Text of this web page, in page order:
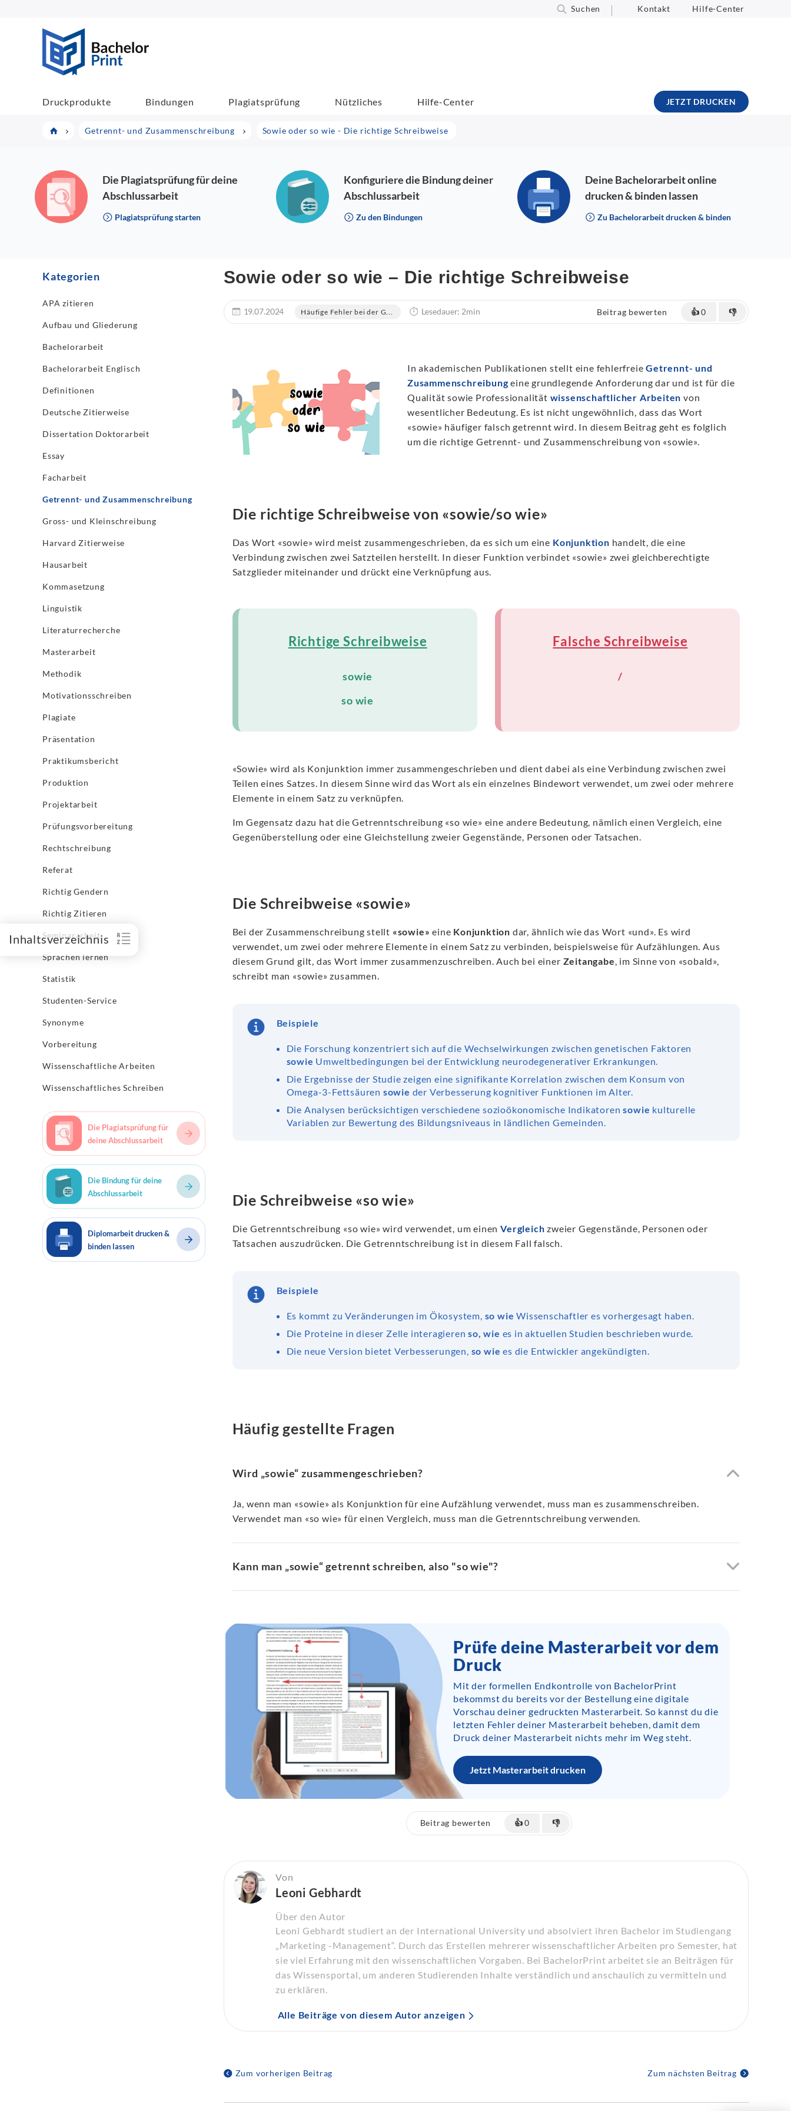
Suchen Kontakt Hilfe-Center
Druckprodukte Bindungen Plagiatsprüfung Nützliches Hilfe-Center JETZT DRUCKEN
Getrennt- und Zusammenschreibung Sowie oder so wie - Die richtige Schreibweise
Die Plagiatsprüfung für deine
Abschlussarbeit
Plagiatsprüfung starten
Konfiguriere die Bindung deiner
Abschlussarbeit
Zu den Bindungen
Deine Bachelorarbeit online
drucken & binden lassen
Zu Bachelorarbeit drucken & binden
Kategorien
APA zitieren
Aufbau und Gliederung
Bachelorarbeit
Bachelorarbeit Englisch
Definitionen
Deutsche Zitierweise
Dissertation Doktorarbeit
Essay
Facharbeit
Getrennt- und Zusammenschreibung
Gross- und Kleinschreibung
Harvard Zitierweise
Hausarbeit
Kommasetzung
Linguistik
Literaturrecherche
Masterarbeit
Methodik
Motivationsschreiben
Plagiate
Präsentation
Praktikumsbericht
Produktion
Projektarbeit
Prüfungsvorbereitung
Rechtschreibung
Referat
Richtig Gendern
Richtig Zitieren
Seminararbeit
Sprachen lernen
Statistik
Studenten-Service
Synonyme
Vorbereitung
Wissenschaftliche Arbeiten
Wissenschaftliches Schreiben
Die Plagiatsprüfung für
deine Abschlussarbeit
Die Bindung für deine
Abschlussarbeit
Diplomarbeit drucken &
binden lassen
Sowie oder so wie – Die richtige Schreibweise
19.07.2024 Häufige Fehler bei der G... Lesedauer: 2min Beitrag bewerten 👍0 👎
Inhaltsverzeichnis
In akademischen Publikationen stellt eine fehlerfreieGetrennt- und
Zusammenschreibung eine grundlegende Anforderung dar und ist für die
Qualität sowie Professionalität wissenschaftlicher Arbeiten von
wesentlicher Bedeutung. Es ist nicht ungewöhnlich, dass das Wort
«sowie» häufiger falsch getrennt wird. In diesem Beitrag geht es folglich
um die richtige Getrennt- und Zusammenschreibung von «sowie».
Die richtige Schreibweise von «sowie/so wie»
Das Wort «sowie» wird meist zusammengeschrieben, da es sich um eine Konjunktion handelt, die eine
Verbindung zwischen zwei Satzteilen herstellt. In dieser Funktion verbindet «sowie» zwei gleichberechtigte
Satzglieder miteinander und drückt eine Verknüpfung aus.
Richtige Schreibweise
sowie
so wie
Falsche Schreibweise
/
«Sowie» wird als Konjunktion immer zusammengeschrieben und dient dabei als eine Verbindung zwischen zwei
Teilen eines Satzes. In diesem Sinne wird das Wort als ein einzelnes Bindewort verwendet, um zwei oder mehrere
Elemente in einem Satz zu verknüpfen.
Im Gegensatz dazu hat die Getrenntschreibung «so wie» eine andere Bedeutung, nämlich einen Vergleich, eine
Gegenüberstellung oder eine Gleichstellung zweier Gegenstände, Personen oder Tatsachen.
Die Schreibweise «sowie»
Bei der Zusammenschreibung stellt «sowie» eine Konjunktion dar, ähnlich wie das Wort «und». Es wird
verwendet, um zwei oder mehrere Elemente in einem Satz zu verbinden, beispielsweise für Aufzählungen. Aus
diesem Grund gilt, das Wort immer zusammenzuschreiben. Auch bei einer Zeitangabe, im Sinne von «sobald»,
schreibt man «sowie» zusammen.
Beispiele
Die Forschung konzentriert sich auf die Wechselwirkungen zwischen genetischen Faktoren
sowie Umweltbedingungen bei der Entwicklung neurodegenerativer Erkrankungen.
Die Ergebnisse der Studie zeigen eine signifikante Korrelation zwischen dem Konsum von
Omega-3-Fettsäuren sowie der Verbesserung kognitiver Funktionen im Alter.
Die Analysen berücksichtigen verschiedene sozioökonomische Indikatorensowie kulturelle
Variablen zur Bewertung des Bildungsniveaus in ländlichen Gemeinden.
Die Schreibweise «so wie»
Die Getrenntschreibung «so wie» wird verwendet, um einenVergleich zweier Gegenstände, Personen oder
Tatsachen auszudrücken. Die Getrenntschreibung ist in diesem Fall falsch.
Beispiele
Es kommt zu Veränderungen im Ökosystem, so wie Wissenschaftler es vorhergesagt haben.
Die Proteine in dieser Zelle interagierenso, wie es in aktuellen Studien beschrieben wurde.
Die neue Version bietet Verbesserungen, so wie es die Entwickler angekündigten.
Häufig gestellte Fragen
Wird „sowie“ zusammengeschrieben?
Ja, wenn man «sowie» als Konjunktion für eine Aufzählung verwendet, muss man es zusammenschreiben.
Verwendet man «so wie» für einen Vergleich, muss man die Getrenntschreibung verwenden.
Kann man „sowie“ getrennt schreiben, also "so wie"?
Prüfe deine Masterarbeit vor dem
Druck
Mit der formellen Endkontrolle von BachelorPrint
bekommst du bereits vor der Bestellung eine digitale
Vorschau deiner gedruckten Masterarbeit. So kannst du die
letzten Fehler deiner Masterarbeit beheben, damit dem
Druck deiner Masterarbeit nichts mehr im Weg steht.
Jetzt Masterarbeit drucken
Beitrag bewerten 👍0 👎
Von
Leoni Gebhardt
Über den Autor
Leoni Gebhardt studiert an der International University und absolviert ihren Bachelor im Studiengang
„Marketing -Management“. Durch das Erstellen mehrerer wissenschaftlicher Arbeiten pro Semester, hat
sie viel Erfahrung mit den wissenschaftlichen Vorgaben. Bei BachelorPrint arbeitet sie an Beiträgen für
das Wissensportal, um anderen Studierenden Inhalte verständlich und anschaulich zu vermitteln und
zu erklären.
Alle Beiträge von diesem Autor anzeigen
Zum vorherigen Beitrag Zum nächsten Beitrag